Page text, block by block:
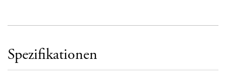
Spezifikationen